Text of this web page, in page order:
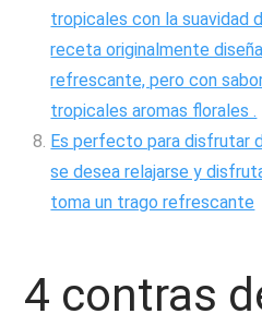
tropicales con la suavidad
receta originalmente
refrescante, pero con
tropicales aromas florales .
Es perfecto para disfrutar
se desea relajarse y
toma un trago refrescante
4 contras